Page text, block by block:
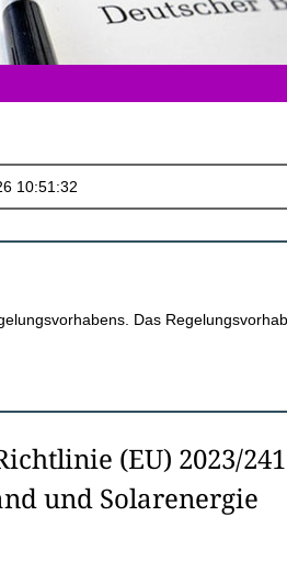
Das
(EU) 2023/
und Solarenergie